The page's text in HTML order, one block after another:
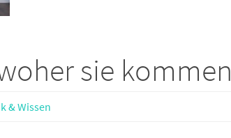
sie kommen
& Wissen